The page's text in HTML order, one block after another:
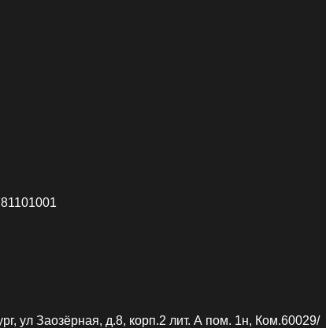
ул Заозёрная, д.8, корп.2 лит. А пом. 1н, Ком.60029/